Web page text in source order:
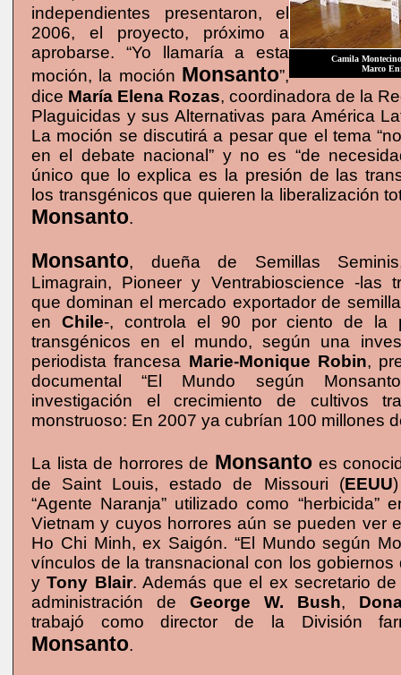
Camila
Marco
independientes presentaron, el
2006, el proyecto, próximo a
aprobarse. “Yo llamaría a esta
moción, la moción Monsanto”,
dice María Elena Rozas, coordinadora de la
Plaguicidas y sus Alternativas para América
La moción se discutirá a pesar que el tema
en el debate nacional” y no es “de
único que lo explica es la presión de las
los transgénicos que quieren la liberalización
Monsanto.
Monsanto, dueña de Semillas
Limagrain, Pioneer y Ventrabioscience -las
que dominan el mercado exportador de
en Chile-, controla el 90 por ciento de la
transgénicos en el mundo, según una
periodista francesa Marie-Monique Robin,
documental “El Mundo según
investigación el crecimiento de cultivos
monstruoso: En 2007 ya cubrían 100 millones
La lista de horrores de Monsanto es
de Saint Louis, estado de Missouri (EEUU
“Agente Naranja” utilizado como “herbicida”
Vietnam y cuyos horrores aún se pueden ver
Ho Chi Minh, ex Saigón. “El Mundo según
vínculos de la transnacional con los
yTony Blair. Además que el ex secretario
administración de George W. Bush,
trabajó como director de la División
Monsanto.